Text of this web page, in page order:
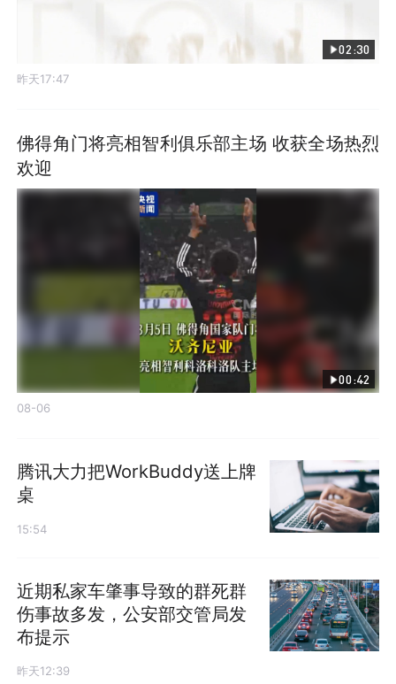
02:30
昨天17:47
佛得角门将亮相智利俱乐部主场 收获全场热烈
欢迎
00:42
08-06
腾讯大力把WorkBuddy送上牌
桌
15:54
近期私家车肇事导致的群死群
伤事故多发，公安部交管局发
布提示
昨天12:39